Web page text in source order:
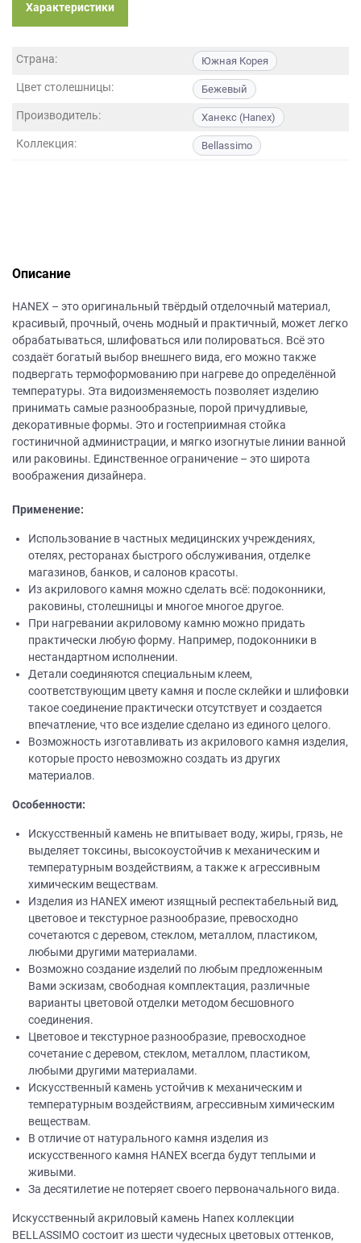
Характеристики
Страна: Южная Корея
Цвет столешницы: Бежевый
Производитель: Ханекс (Hanex)
Коллекция: Bellassimo
Описание
НANEХ – это оригинальный твёрдый отделочный материал,
красивый, прочный, очень модный и практичный, может легко
обрабатываться, шлифоваться или полироваться. Всё это
создаёт богатый выбор внешнего вида, его можно также
подвергать термоформованию при нагреве до определённой
температуры. Эта видоизменяемость позволяет изделию
принимать самые разнообразные, порой причудливые,
декоративные формы. Это и гостеприимная стойка
гостиничной администрации, и мягко изогнутые линии ванной
или раковины. Единственное ограничение – это широта
воображения дизайнера.
Применение:
Использование в частных медицинских учреждениях,
отелях, ресторанах быстрого обслуживания, отделке
магазинов, банков, и салонов красоты.
Из акрилового камня можно сделать всё: подоконники,
раковины, столешницы и многое многое другое.
При нагревании акриловому камню можно придать
практически любую форму. Например, подоконники в
нестандартном исполнении.
Детали соединяются специальным клеем,
соответствующим цвету камня и после склейки и шлифовки
такое соединение практически отсутствует и создается
впечатление, что все изделие сделано из единого целого.
Возможность изготавливать из акрилового камня изделия,
которые просто невозможно создать из других
материалов.
Особенности:
Искусственный камень не впитывает воду, жиры, грязь, не
выделяет токсины, высокоустойчив к механическим и
температурным воздействиям, а также к агрессивным
химическим веществам.
Изделия из НANEХ имеют изящный респектабельный вид,
цветовое и текстурное разнообразие, превосходно
сочетаются с деревом, стеклом, металлом, пластиком,
любыми другими материалами.
Возможно создание изделий по любым предложенным
Вами эскизам, свободная комплектация, различные
варианты цветовой отделки методом бесшовного
соединения.
Цветовое и текстурное разнообразие, превосходное
сочетание с деревом, стеклом, металлом, пластиком,
любыми другими материалами.
Искусственный камень устойчив к механическим и
температурным воздействиям, агрессивным химическим
веществам.
В отличие от натурального камня изделия из
искусственного камня НANEХ всегда будут теплыми и
живыми.
За десятилетие не потеряет своего первоначального вида.
Искусственный акриловый камень Hanex коллекции
BELLASSIMO состоит из шести чудесных цветовых оттенков,
данных.